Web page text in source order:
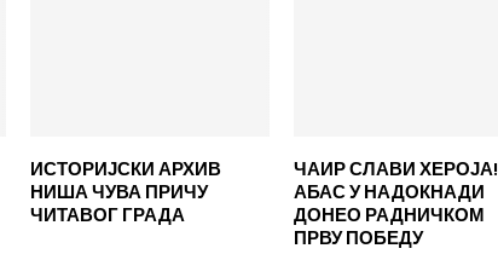
ИСТОРИЈСКИ АРХИВ
НИША ЧУВА ПРИЧУ
ЧИТАВОГ ГРАДА
ЧАИР СЛАВИ ХЕРОЈА!
АБАС У НАДОКНАДИ
ДОНЕО РАДНИЧКОМ
ПРВУ ПОБЕДУ